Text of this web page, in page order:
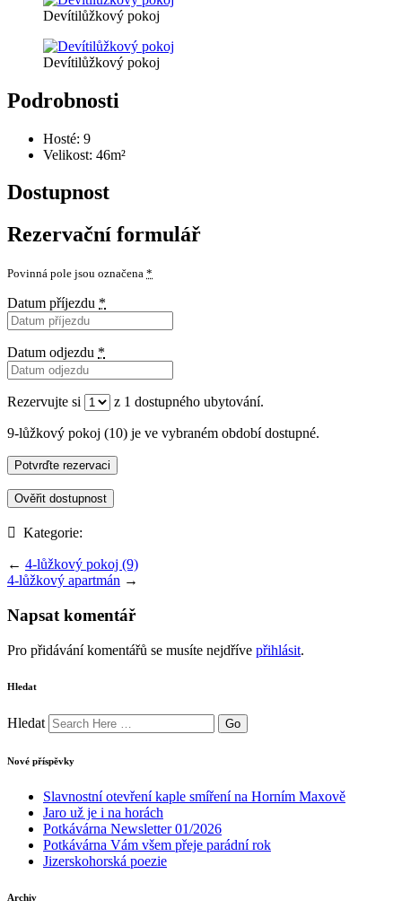
Devítilůžkový pokoj
Devítilůžkový pokoj
Podrobnosti
Hosté: 9
Velikost: 46m²
Dostupnost
Rezervační formulář
Povinná pole jsou označena *
Datum příjezdu *
Datum odjezdu *
Rezervujte si z 1 dostupného ubytování.
9-lůžkový pokoj (10) je ve vybraném období dostupné.
Kategorie:
← 4-lůžkový pokoj (9)
4-lůžkový apartmán →
Napsat komentář
Pro přidávání komentářů se musíte nejdříve přihlásit.
Hledat
Hledat
Nové příspěvky
Slavnostní otevření kaple smíření na Horním Maxově
Jaro už je i na horách
Potkávárna Newsletter 01/2026
Potkávárna Vám všem přeje parádní rok
Jizerskohorská poezie
Archiv